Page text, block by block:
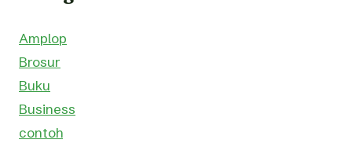
Amplop
Brosur
Buku
Business
contoh